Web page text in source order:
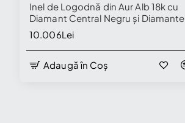
Inel de Logodnă din Aur Alb 18k cu
Diamant Central Negru și Diamante
Incolore - model i906
10.006Lei
Adaugă în Coș